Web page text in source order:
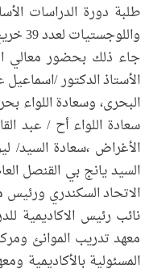
طلبة دورة الدراسات
واللوجستيات لعدد 39 خريج وذلك بالصالة المغطاة بنادى الاتحاد السكندرى .
جاء ذلك بحضور معالي
الأستاذ الدكتور /اسماعيل
البحرى، وسعادة اللواء
سعادة اللواء أح / عبد
الأغراض ،سعادة السيد/
السيد يانج بي القنصل
الاتحاد السكندري ورئيس
نائب رئيس الاكاديمية
معهد تدريب الموانئ
المسئولية بالأكاديمية